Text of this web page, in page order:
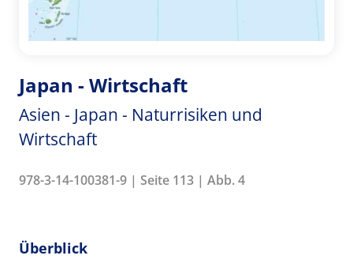
Japan - Wirtschaft
Asien - Japan - Naturrisiken und
Wirtschaft
978-3-14-100381-9 | Seite 113 | Abb. 4
Überblick